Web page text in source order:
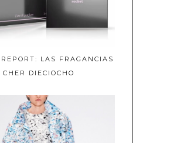
LAS FRAGANCIAS
CHER DIECIOCHO